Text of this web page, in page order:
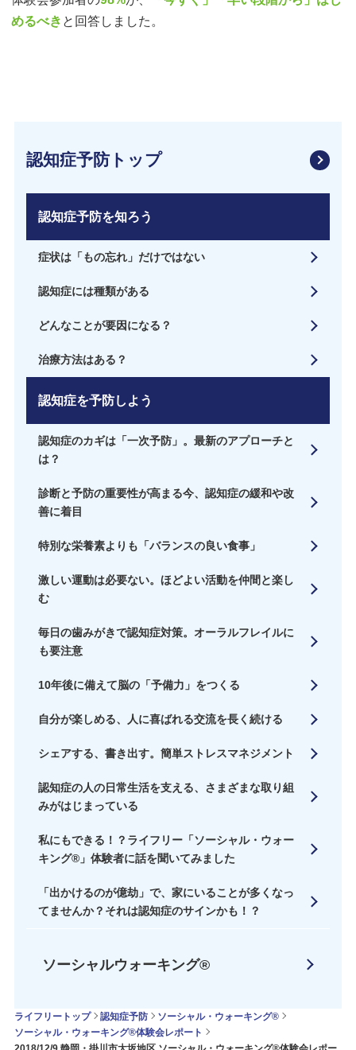
めるべき と回答しました。
認知症予防トップ
認知症予防を知ろう
症状は「もの忘れ」だけではない
認知症には種類がある
どんなことが要因になる？
治療方法はある？
認知症を予防しよう
認知症のカギは「一次予防」。最新のアプローチと
は？
診断と予防の重要性が高まる今、認知症の緩和や改
善に着目
特別な栄養素よりも「バランスの良い食事」
激しい運動は必要ない。ほどよい活動を仲間と楽し
む
毎日の歯みがきで認知症対策。オーラルフレイルに
も要注意
10年後に備えて脳の「予備力」をつくる
自分が楽しめる、人に喜ばれる交流を長く続ける
シェアする、書き出す。簡単ストレスマネジメント
認知症の人の日常生活を支える、さまざまな取り組
みがはじまっている
私にもできる！？ライフリー「ソーシャル・ウォー
キング®」体験者に話を聞いてみました
「出かけるのが億劫」で、家にいることが多くなっ
てませんか？それは認知症のサインかも！？
ソーシャルウォーキング®
ライフリートップ 認知症予防
ソーシャル・ウォーキング®
ソーシャル・ウォーキング®体験会レポート